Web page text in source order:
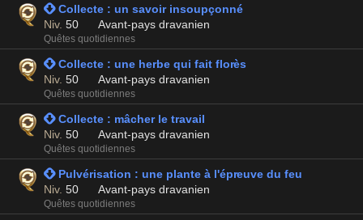
 Collecte : un savoir insoupçonné
Niv. 50 Avant-pays dravanien
Quêtes quotidiennes
 Collecte : une herbe qui fait florès
Niv. 50 Avant-pays dravanien
Quêtes quotidiennes
 Collecte : mâcher le travail
Niv. 50 Avant-pays dravanien
Quêtes quotidiennes
 Pulvérisation : une plante à l'épreuve du feu
Niv. 50 Avant-pays dravanien
Quêtes quotidiennes